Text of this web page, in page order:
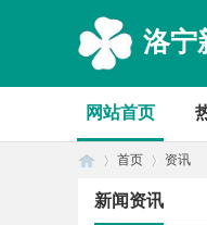
洛宁
网站首页
首页 资讯
新闻资讯